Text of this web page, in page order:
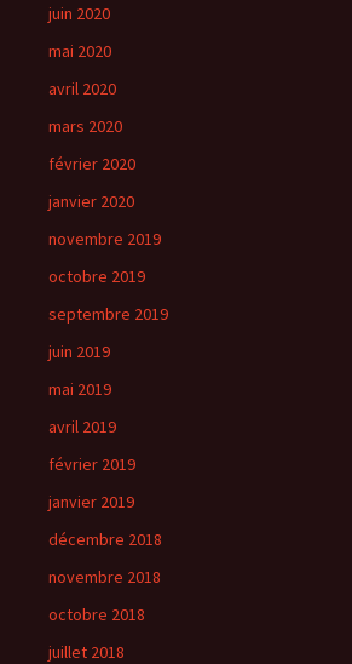
juin 2020
mai 2020
avril 2020
mars 2020
février 2020
janvier 2020
novembre 2019
octobre 2019
septembre 2019
juin 2019
mai 2019
avril 2019
février 2019
janvier 2019
décembre 2018
novembre 2018
octobre 2018
juillet 2018